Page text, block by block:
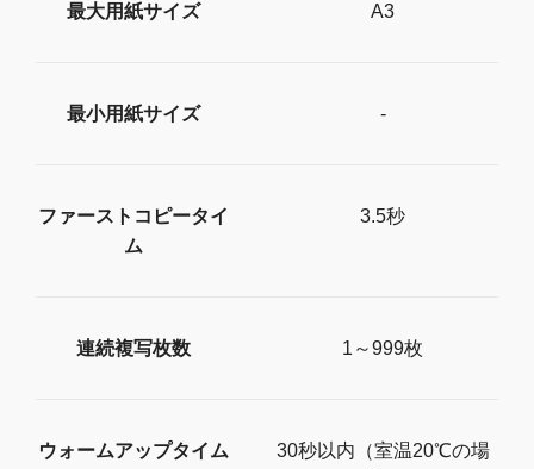
最大用紙サイズ A3
最小用紙サイズ -
ファーストコピータイ
ム
3.5秒
連続複写枚数 1～999枚
ウォームアップタイム
30秒以内（室温20℃の場